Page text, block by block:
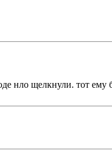
нло щелкнули. тот